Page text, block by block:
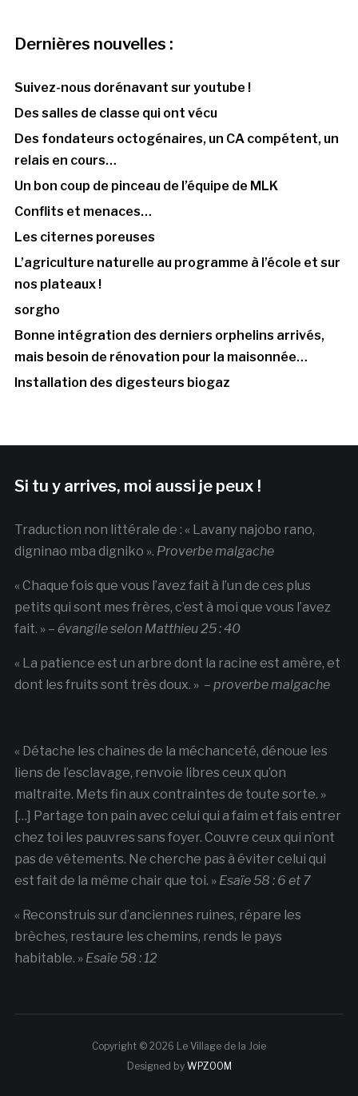
Dernières nouvelles :
Suivez-nous dorénavant sur youtube !
Des salles de classe qui ont vécu
Des fondateurs octogénaires, un CA compétent, un
relais en cours…
Un bon coup de pinceau de l’équipe de MLK
Conflits et menaces…
Les citernes poreuses
L’agriculture naturelle au programme à l’école et sur
nos plateaux !
sorgho
Bonne intégration des derniers orphelins arrivés,
mais besoin de rénovation pour la maisonnée…
Installation des digesteurs biogaz
Si tu y arrives, moi aussi je peux !
Traduction non littérale de : « Lavany najobo rano,
digninao mba digniko ». Proverbe malgache
« Chaque fois que vous l’avez fait à l’un de ces plus
petits qui sont mes frères, c’est à moi que vous l’avez
fait. » – évangile selon Matthieu 25 : 40
« La patience est un arbre dont la racine est amère, et
dont les fruits sont très doux. » – proverbe malgache
« Détache les chaînes de la méchanceté, dénoue les
liens de l’esclavage, renvoie libres ceux qu’on
maltraite. Mets fin aux contraintes de toute sorte. »
[…] Partage ton pain avec celui qui a faim et fais entrer
chez toi les pauvres sans foyer. Couvre ceux qui n’ont
pas de vêtements. Ne cherche pas à éviter celui qui
est fait de la même chair que toi. » Esaïe 58 : 6 et 7
« Reconstruis sur d’anciennes ruines, répare les
brèches, restaure les chemins, rends le pays
habitable. » Esaïe 58 : 12
Copyright © 2026 Le Village de la Joie
Designed by WPZOOM